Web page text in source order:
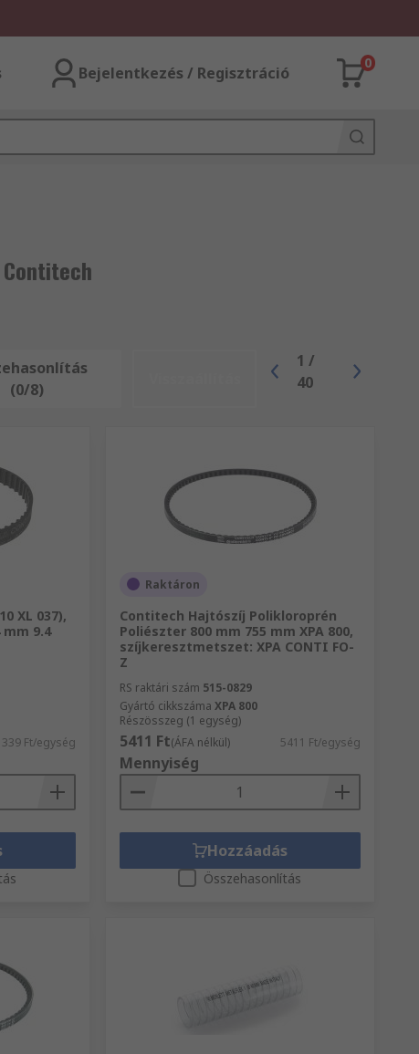
Bejelentkezés / Regisztráció
0
(0/8)
1 /
40
XL 037),
mm 9.4
Ft/egység
Raktáron
Contitech Hajtószíj Polikloroprén
Poliészter 800 mm 755 mm XPA 800,
szíjkeresztmetszet: XPA CONTI FO-
Z
RS raktári szám 515-0829
Gyártó cikkszáma XPA 800
Részösszeg (1 egység)
5411 Ft(ÁFA nélkül) 5411 Ft/egység
Mennyiség
Hozzáadás
Összehasonlítás